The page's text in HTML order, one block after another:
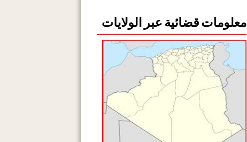
معلومات قضائية عبر الولايات